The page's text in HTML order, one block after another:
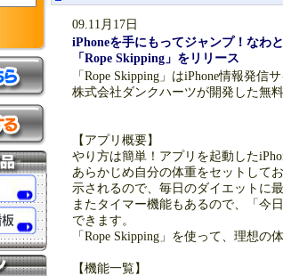
能商品一覧
09.11月17日
iPhoneを手にもってジャンプ！なわ
「Rope Skipping」をリリース
「Rope Skipping」はiPhone情報発信
株式会社ダンクハーツが開発した無
【アプリ概要】
やり方は簡単！アプリを起動した
あらかじめ自分の体重をセットして
示されるので、毎日のダイエットに最
またタイマー機能もあるので、「今
できます。
「Rope Skipping」を使って、理想の
【機能一覧】